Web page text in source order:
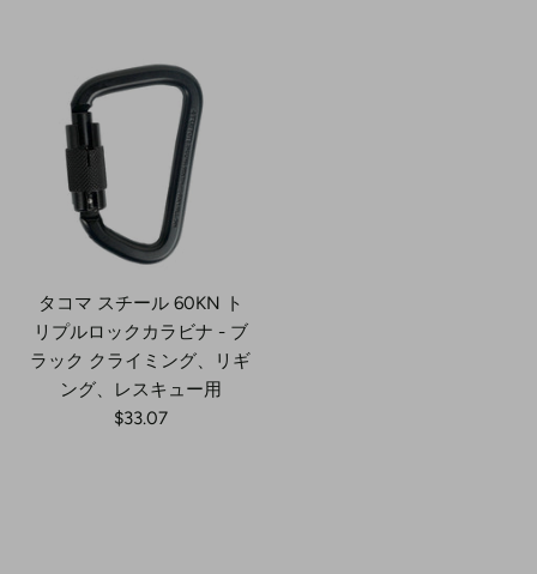
タコマ スチール 60KN ト
リプルロックカラビナ - ブ
ラック クライミング、リギ
ング、レスキュー用
$33.07